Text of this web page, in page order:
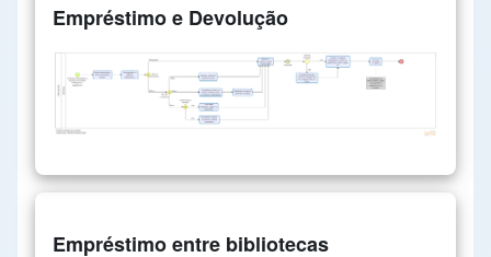
Empréstimo e Devolução
Empréstimo entre bibliotecas